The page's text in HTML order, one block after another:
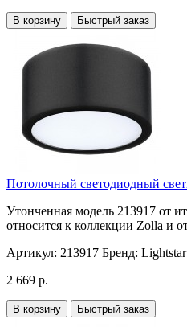
В корзину Быстрый заказ
Потолочный светодиодный
Утонченная модель 213917 от
относится к коллекции Zolla и
Артикул: 213917 Бренд: Lightstar
2 669 р.
В корзину Быстрый заказ